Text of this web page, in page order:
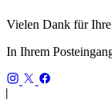
Vielen Dank für
In Ihrem